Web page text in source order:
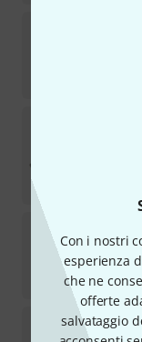
Con i nostri
esperienza
che ne
offerte
salvataggio
IK
€58
Apple